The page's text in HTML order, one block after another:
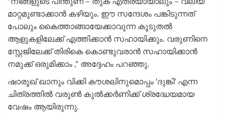
മാറ്റമുണ്ടാക്കാൻ കഴിയും. ഈ സന്ദേശം പങ്കിടുന്നത്
പോലും കൈത്താങ്ങായേക്കാവുന്ന കൂടുതൽ
ആളുകളിലേക്ക് എത്തിക്കാൻ സഹായിക്കും. വരുണിനെ
സ്റ്റേജിലേക്ക് തിരികെ കൊണ്ടുവരാൻ സഹായിക്കാൻ
നമുക്ക് ഒരുമിക്കാം ,” അദ്ദേഹം പറഞ്ഞു.
ഷാരൂഖ് ഖാനും വിക്കി കൗശലിനുമൊപ്പം ‘ദുങ്കി’ എന്ന
ചിത്രത്തിൽ വരുൺ കുൽക്കർണിക്ക് ശ്രദ്ധേയമായ
വേഷം ആയിരുന്നു.